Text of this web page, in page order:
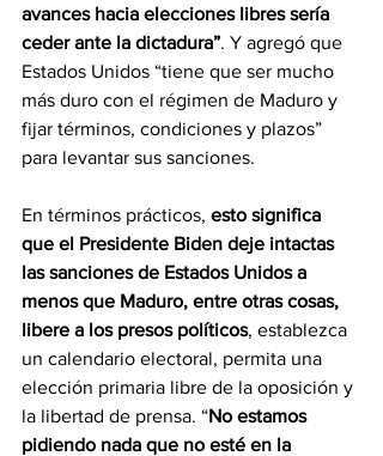
avances hacia elecciones libres sería
ceder ante la dictadura”. Y agregó que
Estados Unidos “tiene que ser mucho
más duro con el régimen de Maduro y
fijar términos, condiciones y plazos”
para levantar sus sanciones.
En términos prácticos, esto significa
que el Presidente Biden deje intactas
las sanciones de Estados Unidos a
menos que Maduro, entre otras cosas,
libere a los presos políticos, establezca
un calendario electoral, permita una
elección primaria libre de la oposición y
la libertad de prensa. “No estamos
pidiendo nada que no esté en la